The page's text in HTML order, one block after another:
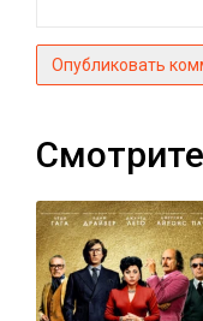
Опубликовать